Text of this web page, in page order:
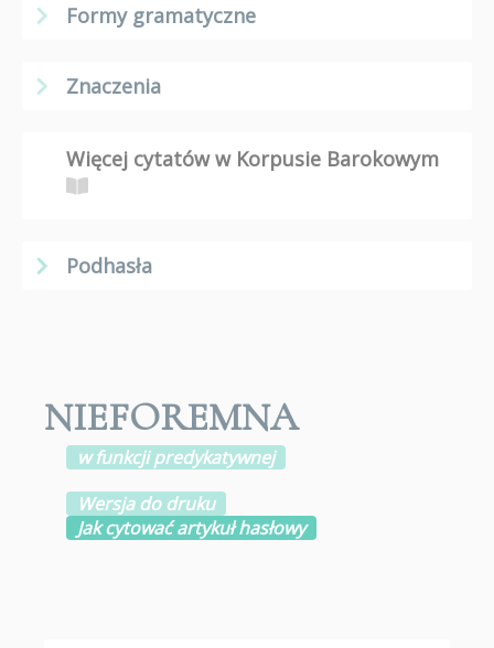
Formy gramatyczne
Znaczenia
Więcej cytatów w Korpusie Barokowym
Podhasła
NIEFOREMNA
w funkcji predykatywnej
Wersja do druku
Jak cytować artykuł hasłowy